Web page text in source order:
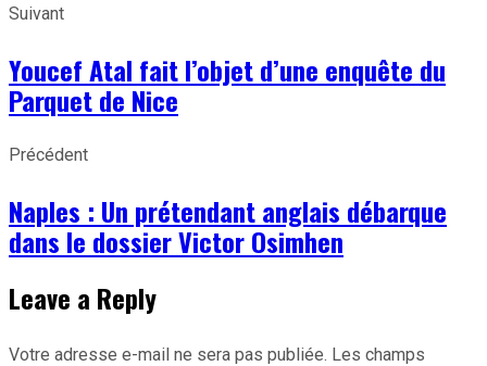
Suivant
Youcef Atal fait l’objet d’une enquête du
Parquet de Nice
Précédent
Naples : Un prétendant anglais débarque
dans le dossier Victor Osimhen
Leave a Reply
Votre adresse e-mail ne sera pas publiée. Les champs